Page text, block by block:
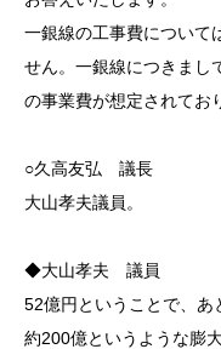
一銀線の工事費について
せん。一銀線につきまし
の事業費が想定されてお
○久高友弘 議長
大山孝夫議員。
◆大山孝夫 議員
52億円ということで、
約200億というような膨